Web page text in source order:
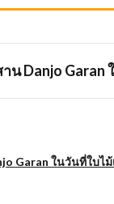
น Danjo Garan
Garan ในวันที่ใบไ